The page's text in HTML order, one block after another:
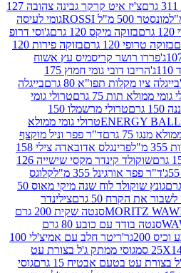
צ'יז איט קרקר גבינה צהובה 127
גומי לעיסה
מיקס 120 גרם
ג'וסי דרופ
בזוקה פירות 120
קריסמיס עץ אשוח
הריבו דובי גומי חמוץ 175
תפו"א 80 גרם
בייגלה
75 גרם
טרולי גומי
טרולי מרשמלו 150
טרולי גומי ממולא
ד"ר פפר וניל מוקצף
פרינגלס אדובאדה צילי 158
שוקולד קינדר מקסי שישייה 126
355 מ"ל
קלוגס
גונץ שוקולד לוח שנה מיקי מאוס 50
צילינדר
סנטה שקית 200 גרם
סנטה בודד עם כובע 80 גרם
ריטר חלב עם אמיצ'לי 100
ממתק ג'ל בצורת עט
אבטיח 15 גרם
גוסי